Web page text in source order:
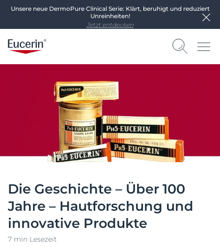
Unsere neue DermoPure Clinical Serie: Klärt, beruhigt und reduziert
Unreinheiten!
Jetzt entdecken
Die Geschichte – Über 100
Jahre – Hautforschung und
innovative Produkte
7 min Lesezeit